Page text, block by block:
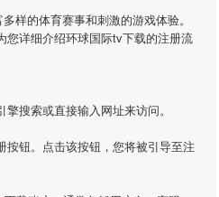
样的体育赛事和刺激的游戏体验。
您详细介绍环球国际tv下载的注册流
搜索或直接输入网址来访问。
钮。点击该按钮，您将被引导至注